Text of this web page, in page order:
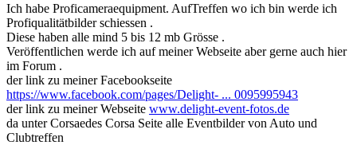
Ich habe Proficameraequipment. AufTreffen wo ich bin werde ich
Profiqualitätbilder schiessen .
Diese haben alle mind 5 bis 12 mb Grösse .
Veröffentlichen werde ich auf meiner Webseite aber gerne auch hier
im Forum .
der link zu meiner Facebookseite
https://www.facebook.com/pages/Delight- ... 0095995943
der link zu meiner Webseite www.delight-event-fotos.de
da unter Corsaedes Corsa Seite alle Eventbilder von Auto und
Clubtreffen